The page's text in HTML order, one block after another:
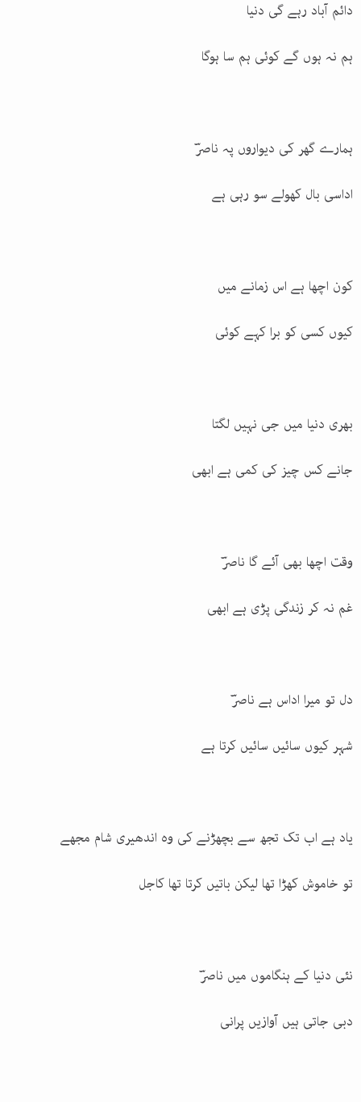
دائم آباد رہے گی دنیا
ہم نہ ہوں گے کوئی ہم سا ہوگا
ہمارے گھر کی دیواروں پہ ناصرؔ
اداسی بال کھولے سو رہی ہے
کون اچھا ہے اس زمانے میں
کیوں کسی کو برا کہے کوئی
بھری دنیا میں جی نہیں لگتا
جانے کس چیز کی کمی ہے ابھی
وقت اچھا بھی آئے گا ناصرؔ
غم نہ کر زندگی پڑی ہے ابھی
دل تو میرا اداس ہے ناصرؔ
شہر کیوں سائیں سائیں کرتا ہے
یاد ہے اب تک تجھ سے بچھڑنے کی وہ اندھیری شام مجھے
تو خاموش کھڑا تھا لیکن باتیں کرتا تھا کاجل
نئی دنیا کے ہنگاموں میں ناصرؔ
دبی جاتی ہیں آوازیں پرانی